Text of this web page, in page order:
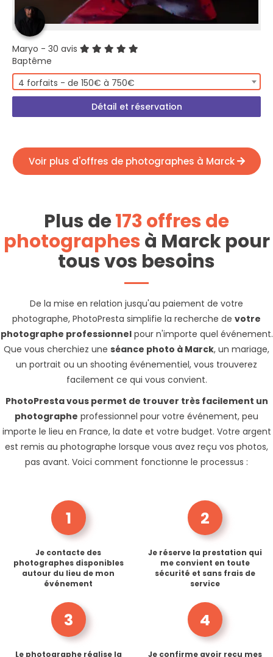
Maryo - 30 avis
Baptême
4 forfaits - de 150€ à 750€
Détail et réservation
Voir plus d'offres de photographes à Marck
Plus de173 offres de
photographesà Marck pour
tous vos besoins
De la mise en relation jusqu'au paiement de votre
photographe, PhotoPresta simplifie la recherche de votre
photographe professionnelpour n'importe quel événement.
Que vous cherchiez une séance photo à Marck, un mariage,
un portrait ou un shooting événementiel, vous trouverez
facilement ce qui vous convient.
PhotoPresta vous permet de trouver très facilement un
photographe professionnel pour votre événement, peu
importe le lieu en France, la date et votre budget. Votre argent
est remis au photographe lorsque vous avez reçu vos photos,
pas avant. Voici comment fonctionne le processus :
1
Je contacte des
photographes disponibles
autour du lieu de mon
événement
2
Je réserve la prestation qui
me convient en toute
sécurité et sans frais de
service
3
Le photographe réalise la
4
Je confirme avoir reçu mes